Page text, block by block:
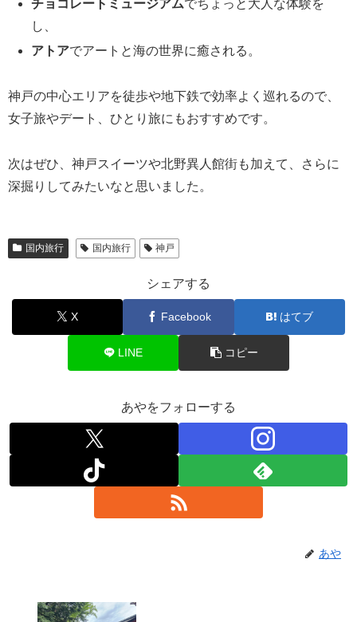
チョコレートミュージアムでちょっと大人な体験を
し、
アトアでアートと海の世界に癒される。
神戸の中心エリアを徒歩や地下鉄で効率よく巡れるので、
女子旅やデート、ひとり旅にもおすすめです。
次はぜひ、神戸スイーツや北野異人館街も加えて、さらに
深掘りしてみたいなと思いました。
国内旅行 国内旅行 神戸
シェアする
X Facebook はてブ
LINE コピー
あやをフォローする
あや